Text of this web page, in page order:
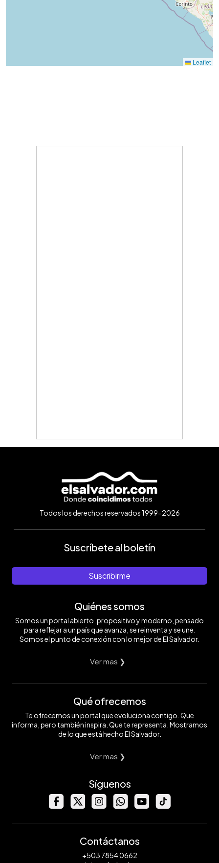
Todos los derechos reservados 1999-2026
Suscríbete al boletín
Suscribirme
Quiénes somos
Somos un portal abierto, propositivo y moderno, pensado
para reflejar a un país que avanza, se reinventa y se une.
Somos el punto de conexión con lo mejor de El Salvador.
Ver mas ❯
Qué ofrecemos
Te ofrecemos un portal que evoluciona contigo. Que
informa, pero también inspira. Que te representa. Mostramos
de lo que está hecho El Salvador.
Ver mas ❯
Síguenos
Contáctanos
+503 7854 0662